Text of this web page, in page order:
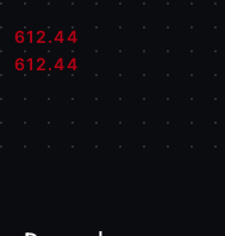
Cena:
612.44
Cena:
612.44